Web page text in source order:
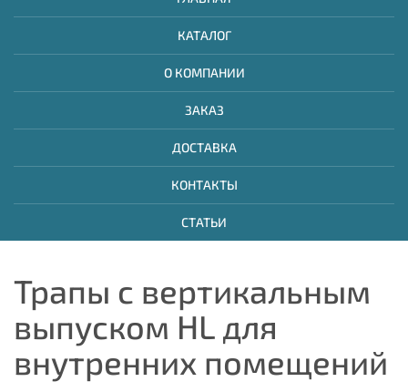
КАТАЛОГ
О КОМПАНИИ
ЗАКАЗ
ДОСТАВКА
КОНТАКТЫ
СТАТЬИ
Трапы с вертикальным
выпуском HL для
внутренних помещений